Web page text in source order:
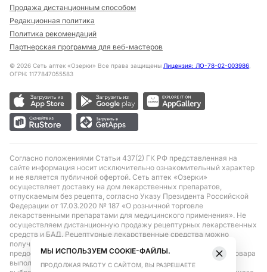
Продажа дистанционным способом
Редакционная политика
Политика рекомендаций
Партнерская программа для веб-мастеров
© 2026 Сеть аптек «Озерки» Все права защищены Лицензия: ЛО-78-02-003986,
ОГРН: 1177847055583
Согласно положениями Статьи 437(2) ГК РФ представленная на
сайте информация носит исключительно ознакомительный характер
и не является публичной офертой. Сеть аптек «Озерки»
осуществляет доставку на дом лекарственных препаратов,
отпускаемым без рецепта, согласно Указу Президента Российской
Федерации от 17.03.2020 № 187 «О розничной торговле
лекарственными препаратами для медицинского применения». Не
осуществляем дистанционную продажу рецептурных лекарственных
средств и БАД. Рецептурные лекарственные средства можно
получить только при помощи самовывоза в аптеке при
предоставлении рецепта, выписанного врачом. Бронирование товара
выполняется при условиях последующего выкупа заказа в
МЫ ИСПОЛЬЗУЕМ COOKIE-ФАЙЛЫ.
ПРОДОЛЖАЯ РАБОТУ С САЙТОМ, ВЫ РАЗРЕШАЕТЕ